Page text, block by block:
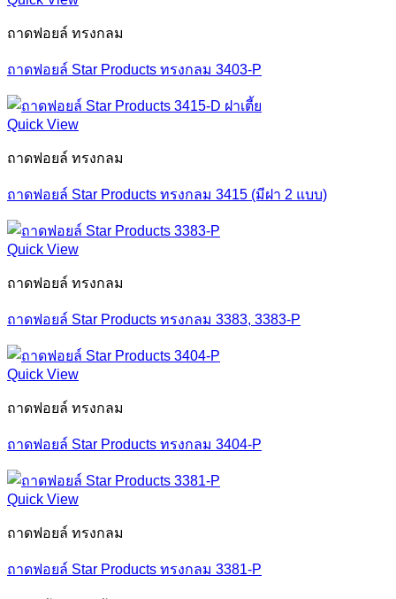
ถาดฟอยล์ ทรงกลม
ถาดฟอยล์ Star Products ทรงกลม 3403-P
Quick View
ถาดฟอยล์ ทรงกลม
ถาดฟอยล์ Star Products ทรงกลม 3415 (มีฝา 2 แบบ)
Quick View
ถาดฟอยล์ ทรงกลม
ถาดฟอยล์ Star Products ทรงกลม 3383, 3383-P
Quick View
ถาดฟอยล์ ทรงกลม
ถาดฟอยล์ Star Products ทรงกลม 3404-P
Quick View
ถาดฟอยล์ ทรงกลม
ถาดฟอยล์ Star Products ทรงกลม 3381-P